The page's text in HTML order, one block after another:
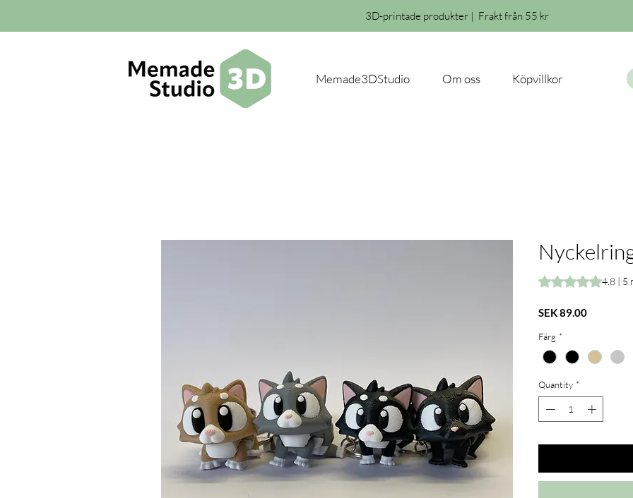
3D-printade produkter | Frakt från 55 kr
Memade3DStudio Om oss Köpvillkor
Rating is 4.8 out
4.8 | 5
SEK 89.00Price
Färg *
Quantity *